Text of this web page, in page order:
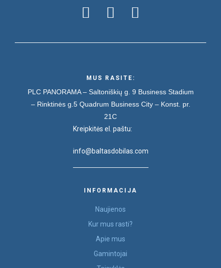
MUS RASITE:
PLC PANORAMA – Saltoniškių g. 9 Business Stadium
– Rinktinės g.5 Quadrum Business City – Konst. pr.
21C
Kreipkitės el. paštu:
info@baltasdobilas.com
INFORMACIJA
Naujienos
Kur mus rasti?
Apie mus
Gamintojai